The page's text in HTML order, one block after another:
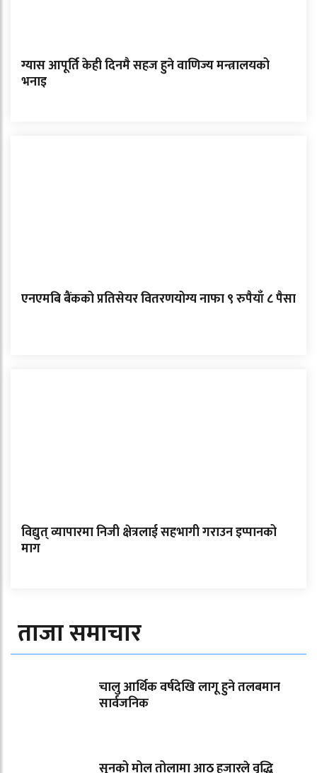
ग्यास आपूर्ति केही दिनमै सहज हुने वाणिज्य मन्त्रालयको
भनाइ
एनएमबि बैंकको प्रतिसेयर वितरणयोग्य नाफा ९ रुपैयाँ ८ पैसा
विद्युत् व्यापारमा निजी क्षेत्रलाई सहभागी गराउन इप्पानको
माग
ताजा समाचार
चालु आर्थिक वर्षदेखि लागू हुने तलबमान
सार्वजनिक
सुनको मोल तोलामा आठ हजारले वृद्धि